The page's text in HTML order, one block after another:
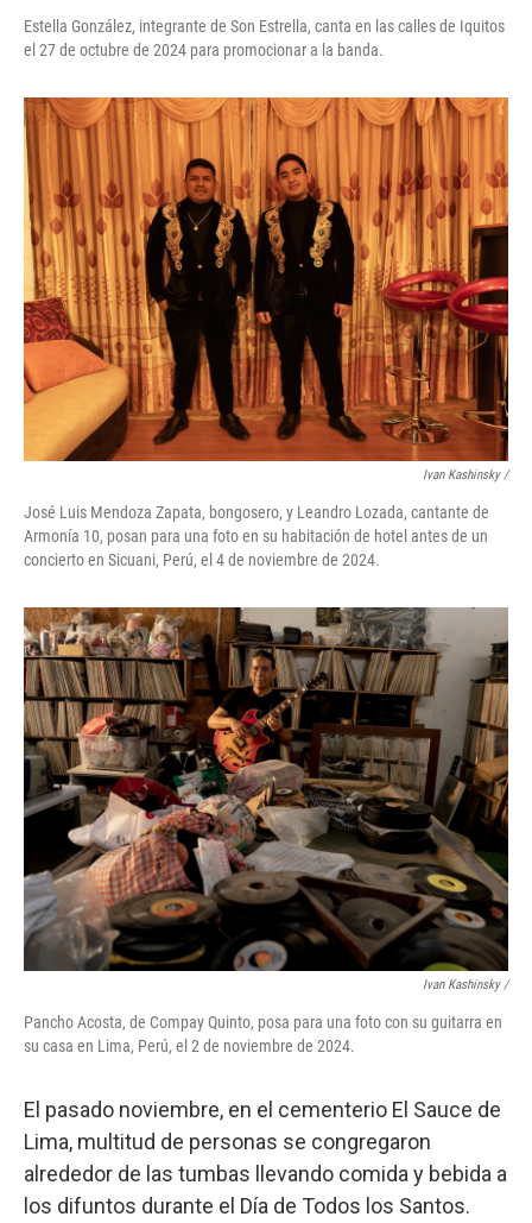
Estella González, integrante de Son Estrella, canta en las calles de Iquitos
el 27 de octubre de 2024 para promocionar a la banda.
Ivan Kashinsky/
José Luis Mendoza Zapata, bongosero, y Leandro Lozada, cantante de
Armonía 10, posan para una foto en su habitación de hotel antes de un
concierto en Sicuani, Perú, el 4 de noviembre de 2024.
Ivan Kashinsky/
Pancho Acosta, de Compay Quinto, posa para una foto con su guitarra en
su casa en Lima, Perú, el 2 de noviembre de 2024.
El pasado noviembre, en el cementerio El Sauce de
Lima, multitud de personas se congregaron
alrededor de las tumbas llevando comida y bebida a
los difuntos durante el Día de Todos los Santos.